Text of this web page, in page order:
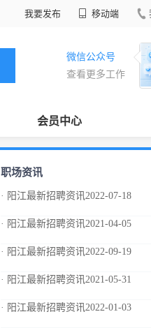
我要发布 移动端
微信公众号
查看更多工作
会员中心
职场资讯
· 阳江最新招聘资讯2022-07-18
· 阳江最新招聘资讯2021-04-05
· 阳江最新招聘资讯2022-09-19
· 阳江最新招聘资讯2021-05-31
· 阳江最新招聘资讯2022-01-03